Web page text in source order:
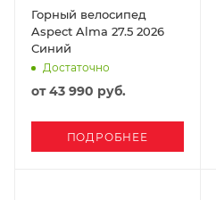
Горный велосипед
Aspect Alma 27.5 2026
Синий
Достаточно
от43 990 руб.
ПОДРОБНЕЕ